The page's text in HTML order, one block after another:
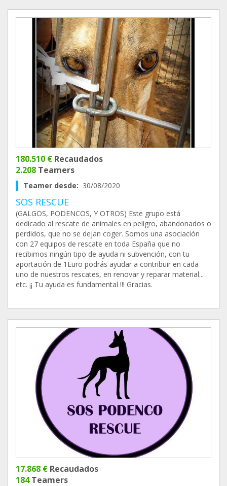
180.510 € Recaudados
2.208 Teamers
Teamer desde: 30/08/2020
SOS RESCUE
(GALGOS, PODENCOS, Y OTROS) Este grupo está
dedicado al rescate de animales en peligro, abandonados o
perdidos, que no se dejan coger. Somos una asociación
con 27 equipos de rescate en toda España que no
recibimos ningún tipo de ayuda ni subvención, con tu
aportación de 1Euro podrás ayudar a contribuir en cada
uno de nuestros rescates, en renovar y reparar material...
etc. ¡¡ Tu ayuda es fundamental !!! Gracias.
17.868 € Recaudados
184Teamers